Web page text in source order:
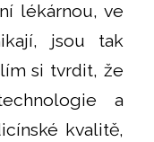
lékárnou, ve
jsou tak
si tvrdit, že
a
kvalitě,